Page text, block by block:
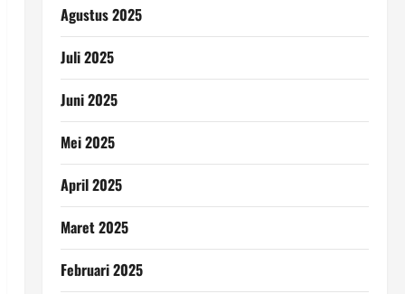
Agustus 2025
Juli 2025
Juni 2025
Mei 2025
April 2025
Maret 2025
Februari 2025